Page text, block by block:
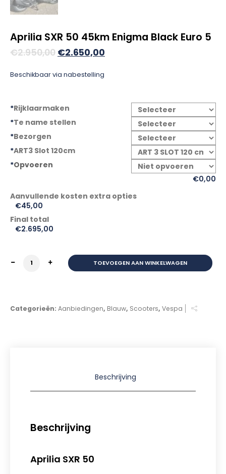
Aprilia SXR 50 45km Enigma Black Euro 5
€2.950,00 Oorspronkelijke
was:
€2.650,00
Beschikbaar via nabestelling
*Rijklaarmaken
*Te name stellen
*Bezorgen
*ART3 Slot 120cm
*Opvoeren
€0,00
€45,00
Final total
€2.695,00
Aprilia SXR 50 45km Enigma Black Euro 5 aantal
TOEVOEGEN AAN WINKELWAGEN
Categorieën: Aanbiedingen, Blauw, Scooters, Vespa
Beschrijving
Beschrijving
Aprilia SXR 50